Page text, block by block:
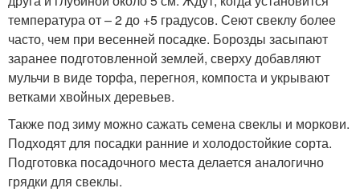
температура от – 2 до +5 градусов. Сеют свеклу более
часто, чем при весенней посадке. Борозды засыпают
заранее подготовленной землей, сверху добавляют
мульчи в виде торфа, перегноя, компоста и укрывают
ветками хвойных деревьев.
Также под зиму можно сажать семена свеклы и моркови.
Подходят для посадки ранние и холодостойкие сорта.
Подготовка посадочного места делается аналогично
грядки для свеклы.